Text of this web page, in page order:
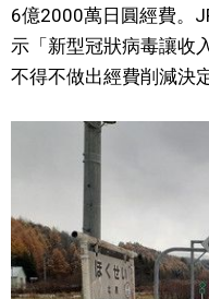
社會
科學技術
生活
6億2000萬日圓經費。
示「新型冠狀病毒讓收
不得不做出經費削減決